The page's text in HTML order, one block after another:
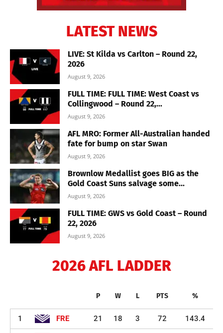
LATEST NEWS
LIVE: St Kilda vs Carlton – Round 22,
2026
August 9, 2026
FULL TIME: FULL TIME: West Coast vs
Collingwood – Round 22,...
August 9, 2026
AFL MRO: Former All-Australian handed
fate for bump on star Swan
August 9, 2026
Brownlow Medallist goes BIG as the
Gold Coast Suns salvage some...
August 9, 2026
FULL TIME: GWS vs Gold Coast – Round
22, 2026
August 9, 2026
2026 AFL LADDER
P W L PTS %
1 FRE 21 18 3 72 143.4